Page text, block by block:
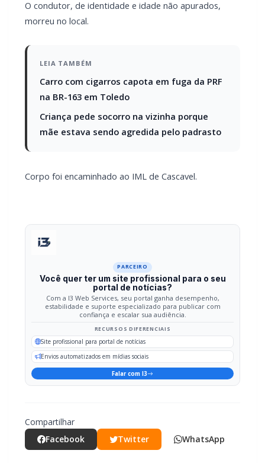
LEIA TAMBÉM
Criança pede socorro na vizinha porque
mãe estava sendo agredida pelo padrasto
Corpo foi encaminhado ao IML de Cascavel.
Você quer ter um site profissional para o seu
Com a I3 Web Services, seu portal ganha desempenho,
confiança e escalar sua audiência.
RECURSOS DIFERENCIAIS
Site profissional para portal de notícias
Envios automatizados em mídias sociais
Compartilhar
Facebook
Twitter WhatsApp
Relacionadas
POLICIAL / TRÂNSITO